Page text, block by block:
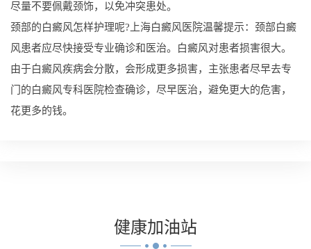
尽量不要佩戴颈饰，以免冲突患处。
颈部的白癜风怎样护理呢?上海白癜风医院温馨提示：颈部白癜
风患者应尽快接受专业确诊和医治。白癜风对患者损害很大。
由于白癜风疾病会分散，会形成更多损害，主张患者尽早去专
门的白癜风专科医院检查确诊，尽早医治，避免更大的危害，
花更多的钱。
健康加油站